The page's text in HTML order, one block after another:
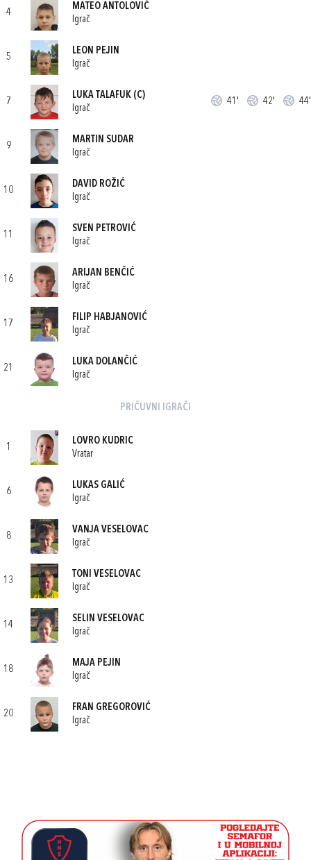
4
MATEO ANTOLOVIĆ
Igrač
5
LEON PEJIN
Igrač
7
LUKA TALAFUK (C)
Igrač
41' 42' 44'
9
MARTIN SUDAR
Igrač
10
DAVID ROŽIĆ
Igrač
11
SVEN PETROVIĆ
Igrač
16
ARIJAN BENČIĆ
Igrač
17
FILIP HABJANOVIĆ
Igrač
21
LUKA DOLANČIĆ
Igrač
PRIČUVNI IGRAČI
1
LOVRO KUDRIC
Vratar
6
LUKAS GALIĆ
Igrač
8
VANJA VESELOVAC
Igrač
13
TONI VESELOVAC
Igrač
14
SELIN VESELOVAC
Igrač
18
MAJA PEJIN
Igrač
20
FRAN GREGOROVIĆ
Igrač